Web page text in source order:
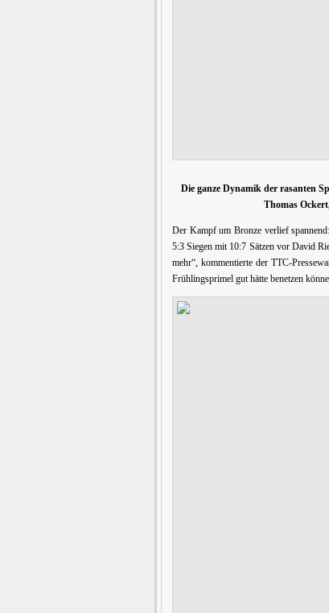
Die ganze Dynamik der rasanten
Thomas
Der Kampf um Bronze verlief
5:3 Siegen mit 10:7 Sätzen vor David
mehr“, kommentierte der TTC-
Frühlingsprimel gut hätte benetzen